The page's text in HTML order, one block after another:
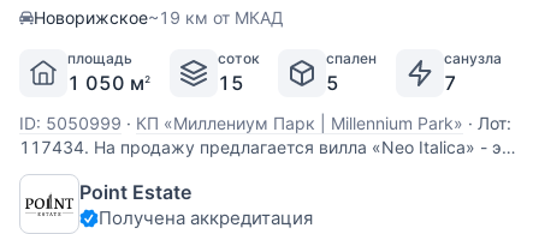
Новорижское~19 км от МКАД
площадь
1 050 м2
соток
15
спален
5
санузла
7
ID: 5050999 · КП «Миллениум Парк | Millennium Park» · Лот:
117434. На продажу предлагается вилла «Neo Italica» - это
современная итальянская роскошь, воплощенная в
монолитно-кирпичном доме площадью 1050 м2 с
утепленным фасадом, отделанным крупноформатным
Point Estate
Получена аккредитация